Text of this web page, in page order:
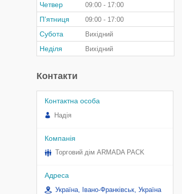
Четвер 09:00 17:00
Пʼятниця 09:00 17:00
Субота Вихідний
Неділя Вихідний
Контакти
Надія
Торговий дім ARMADA PACK
Україна, Івано-Франківськ, Україна